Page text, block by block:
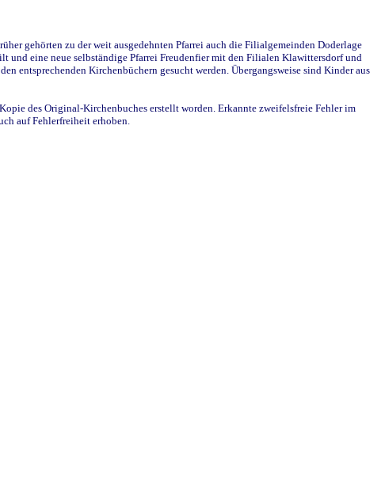
gehörten zu der weit ausgedehnten Pfarrei auch die Filialgemeinden Doderlage
und eine neue selbständige Pfarrei Freudenfier mit den Filialen Klawittersdorf und
entsprechenden Kirchenbüchern gesucht werden. Übergangsweise sind Kinder aus
des Original-Kirchenbuches erstellt worden. Erkannte zweifelsfreie Fehler im
auf Fehlerfreiheit erhoben.